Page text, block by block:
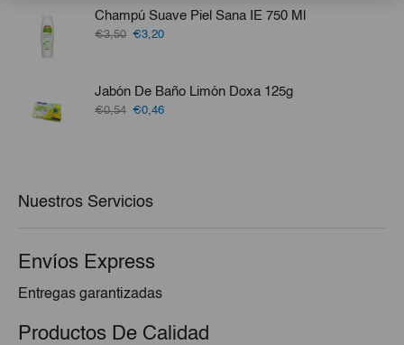
era:
€6,50.€4,55.
Champú Suave Piel Sana IE 750 Ml
€3,50 El
€3,50.
€3,20El
€3,20.
Jabón De Baño Limón Doxa 125g
€0,54 El
€0,46El
Nuestros Servicios
Envíos Express
Entregas garantizadas
Productos De Calidad